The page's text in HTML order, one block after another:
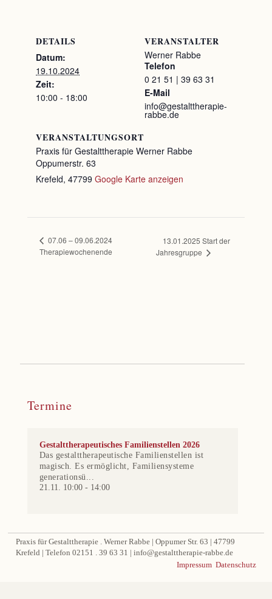
DETAILS
Datum:
19.10.2024
Zeit:
10:00 - 18:00
VERANSTALTUNGSORT
Praxis für Gestalttherapie Werner Rabbe
Oppumerstr. 63
Krefeld, 47799 Google Karte anzeigen
VERANSTALTER
Werner Rabbe
Telefon
0 21 51 | 39 63 31
E-Mail
info@gestalttherapie-
rabbe.de
07.06 – 09.06.2024
Therapiewochenende
13.01.2025 Start der
Jahresgruppe
Termine
Gestalttherapeutisches Familienstellen 2026
Das gestalttherapeutische Familienstellen ist
magisch. Es ermöglicht, Familiensysteme
generationsü...
21.11. 10:00- 14:00
Praxis für Gestalttherapie . Werner Rabbe | Oppumer Str. 63 | 47799
Krefeld | Telefon 02151 . 39 63 31 | info@gestalttherapie-rabbe.de
Datenschutz
Impressum